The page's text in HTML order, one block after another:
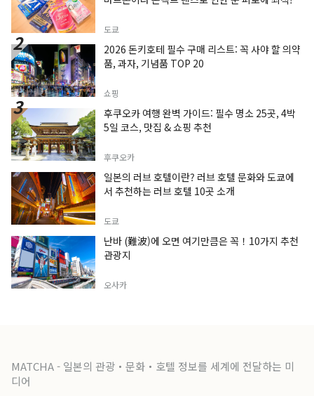
도쿄
2026 돈키호테 필수 구매 리스트: 꼭 사야 할 의약
품, 과자, 기념품 TOP 20
쇼핑
후쿠오카 여행 완벽 가이드: 필수 명소 25곳, 4박
5일 코스, 맛집 & 쇼핑 추천
후쿠오카
일본의 러브 호텔이란? 러브 호텔 문화와 도쿄에
서 추천하는 러브 호텔 10곳 소개
도쿄
난바 (難波)에 오면 여기만큼은 꼭！10가지 추천
관광지
오사카
MATCHA - 일본의 관광・문화・호텔 정보를 세계에 전달하는 미
디어